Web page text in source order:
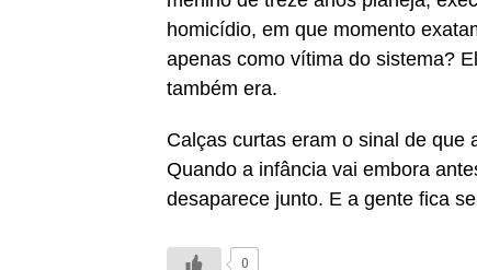
homicídio, em que momento
apenas como vítima do sistema?
também era.
Calças curtas eram o sinal de que
Quando a infância vai embora
desaparece junto. E a gente fica
0